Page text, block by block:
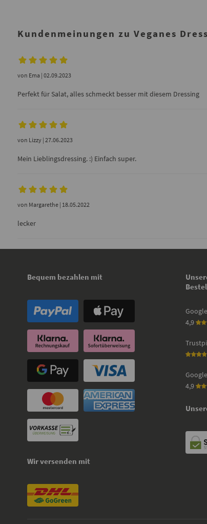
Kundenmeinungen zu Veganes
von Ema | 02.09.2023
Perfekt für Salat, alles schmeckt besser mit diesem Dressing
von Lizzy| 27.06.2023
Mein Lieblingsdressing. :) Einfach super.
von Margarethe| 18.05.2022
lecker
Bequem bezahlen mit
Wir versenden mit
4,9
4,9